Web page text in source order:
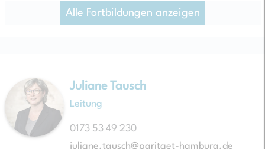
Alle Fortbildungen anzeigen
Juliane Tausch
Leitung
0173 53 49 230
juliane.tausch@paritaet-hamburg.de